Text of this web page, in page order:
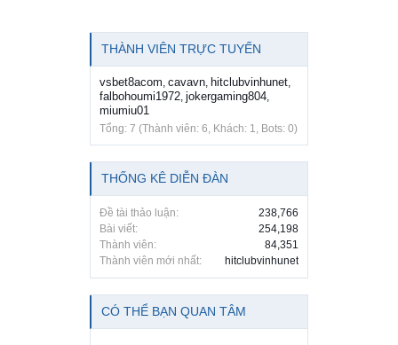
THÀNH VIÊN TRỰC TUYẾN
vsbet8acom cavavn hitclubvinhunet
falbohoumi1972 jokergaming804
miumiu01
Tổng: 7 (Thành viên: 6, Khách: 1, Bots: 0)
THỐNG KÊ DIỄN ĐÀN
Đề tài thảo luận:
238,766
Bài viết:
254,198
Thành viên:
84,351
Thành viên mới nhất:
hitclubvinhunet
CÓ THỂ BẠN QUAN TÂM